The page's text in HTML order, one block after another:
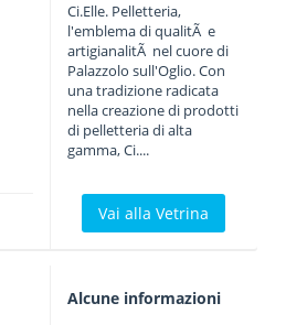
Ci.Elle. Pelletteria,
l'emblema di qualitÃ e
artigianalitÃ nel cuore di
Palazzolo sull'Oglio. Con
una tradizione radicata
nella creazione di prodotti
di pelletteria di alta
gamma, Ci....
Vai alla Vetrina
Alcune informazioni